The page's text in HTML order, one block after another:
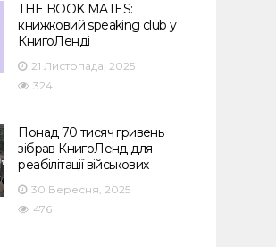
THE BOOK MATES:
книжковий speaking club у
КнигоЛенді
21 Листопада, 2025
324
Понад 70 тисяч гривень
зібрав КнигоЛенд для
реабілітації військових
30 Вересня, 2025
476